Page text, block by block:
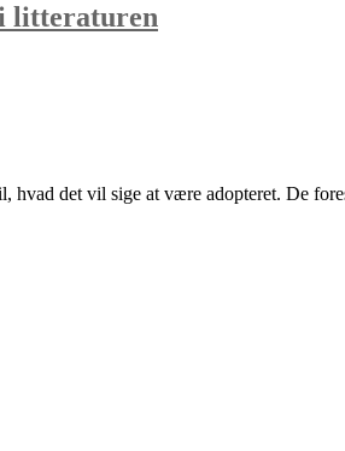
litteraturen
hvad det vil sige at være adopteret. De